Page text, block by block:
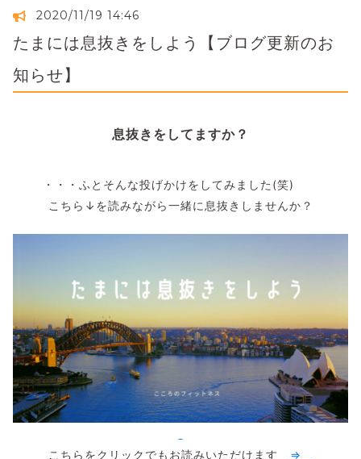
2020/11/19 14:46
たまには息抜きをしよう【ブログ更新のお
知らせ】
息抜きをしてますか？
・・・ふとそんな投げかけをしてみました(笑)
こちら↓を読みながら一緒に息抜きしませんか？
こちらをクリックでもお読みいただけます ⇒